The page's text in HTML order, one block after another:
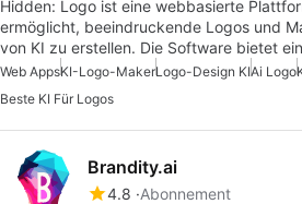
Hidden: Logo ist eine webbasierte
ermöglicht, beeindruckende Logos und
von KI zu erstellen. Die Software bietet
Web AppsKI-Logo-MakerLogo-Design KIAi Logo
Beste KI Für Logos
Brandity.ai
4.8 Abonnement